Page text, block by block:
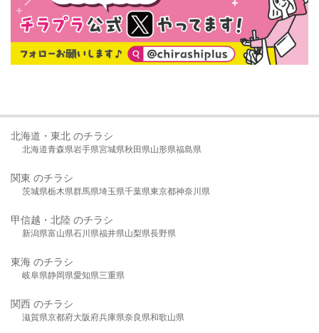
北海道・東北 のチラシ
北海道青森県岩手県宮城県秋田県山形県福島県
関東 のチラシ
茨城県栃木県群馬県埼玉県千葉県東京都神奈川県
甲信越・北陸 のチラシ
新潟県富山県石川県福井県山梨県長野県
東海 のチラシ
岐阜県静岡県愛知県三重県
関西 のチラシ
滋賀県京都府大阪府兵庫県奈良県和歌山県